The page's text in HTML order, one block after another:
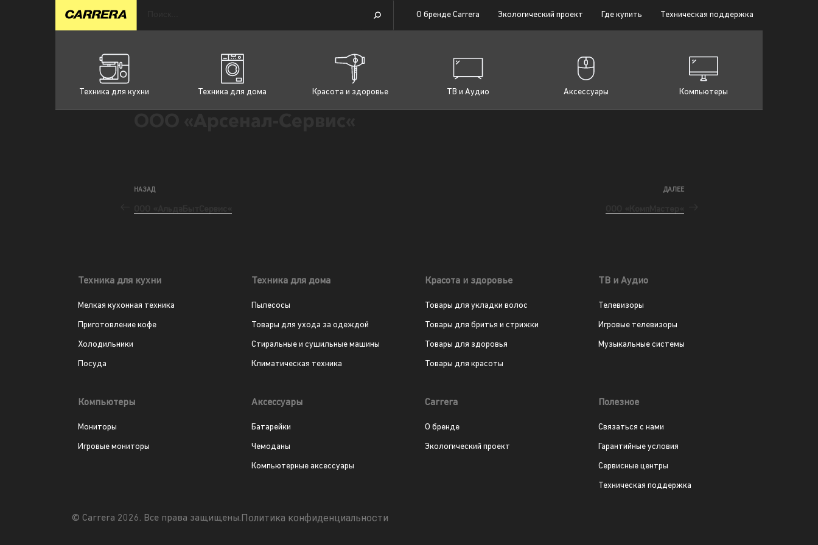
О бренде Carrera Экологический проект Где купить Техническая поддержка
Техника для кухни Техника для дома Красота и здоровье ТВ и Аудио Аксессуары Компьютеры
НАЗАД ДАЛЕЕ
Техника для кухни
Мелкая кухонная техника
Приготовление кофе
Холодильники
Посуда
Техника для дома
Пылесосы
Товары для ухода за одеждой
Стиральные и сушильные машины
Климатическая техника
Красота и здоровье
Товары для укладки волос
Товары для бритья и стрижки
Товары для здоровья
Товары для красоты
ТВ и Аудио
Телевизоры
Игровые телевизоры
Музыкальные системы
Компьютеры
Мониторы
Игровые мониторы
Аксессуары
Батарейки
Чемоданы
Компьютерные аксессуары
Carrera
О бренде
Экологический проект
Полезное
Связаться с нами
Гарантийные условия
Сервисные центры
Техническая поддержка
© Carrera 2026. Все права защищены.Политика конфиденциальности